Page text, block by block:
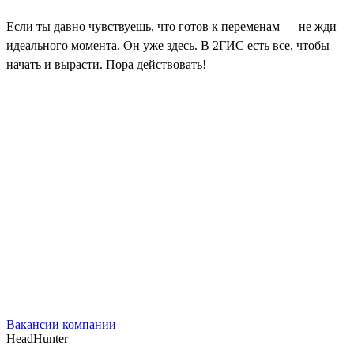
Если ты давно чувствуешь, что готов к переменам — не жди
идеального момента. Он уже здесь. В 2ГИС есть все, чтобы
начать и вырасти. Пора действовать!
Вакансии компании
HeadHunter